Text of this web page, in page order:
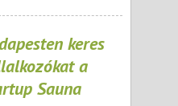
keres
a
Sauna